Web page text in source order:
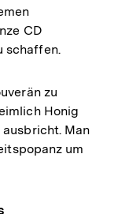
CD
schaffen.
zu
Honig
Man
um